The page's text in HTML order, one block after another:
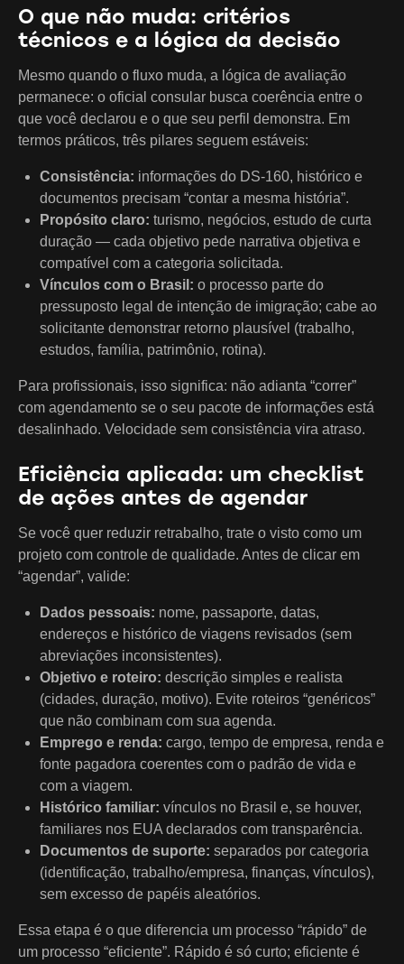
O que não muda: critérios
técnicos e a lógica da decisão
Mesmo quando o fluxo muda, a lógica de avaliação
permanece: o oficial consular busca coerência entre o
que você declarou e o que seu perfil demonstra. Em
termos práticos, três pilares seguem estáveis:
Consistência: informações do DS-160, histórico e
documentos precisam “contar a mesma história”.
Propósito claro: turismo, negócios, estudo de curta
duração — cada objetivo pede narrativa objetiva e
compatível com a categoria solicitada.
Vínculos com o Brasil: o processo parte do
pressuposto legal de intenção de imigração; cabe ao
solicitante demonstrar retorno plausível (trabalho,
estudos, família, patrimônio, rotina).
Para profissionais, isso significa: não adianta “correr”
com agendamento se o seu pacote de informações está
desalinhado. Velocidade sem consistência vira atraso.
Eficiência aplicada: um checklist
de ações antes de agendar
Se você quer reduzir retrabalho, trate o visto como um
projeto com controle de qualidade. Antes de clicar em
“agendar”, valide:
Dados pessoais: nome, passaporte, datas,
endereços e histórico de viagens revisados (sem
abreviações inconsistentes).
Objetivo e roteiro: descrição simples e realista
(cidades, duração, motivo). Evite roteiros “genéricos”
que não combinam com sua agenda.
Emprego e renda: cargo, tempo de empresa, renda e
fonte pagadora coerentes com o padrão de vida e
com a viagem.
Histórico familiar: vínculos no Brasil e, se houver,
familiares nos EUA declarados com transparência.
Documentos de suporte: separados por categoria
(identificação, trabalho/empresa, finanças, vínculos),
sem excesso de papéis aleatórios.
Essa etapa é o que diferencia um processo “rápido” de
um processo “eficiente”. Rápido é só curto; eficiente é